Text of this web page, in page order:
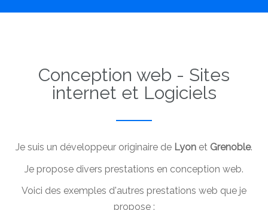
Conception web - Sites
internet et Logiciels
Je suis un développeur originaire de Lyon et Grenoble.
Je propose divers prestations en conception web.
Voici des exemples d'autres prestations web que je
propose :